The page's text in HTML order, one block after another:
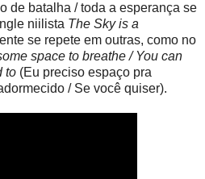
de batalha / toda a esperança se
niilista The Sky is a
se repete em outras, como no
space to breathe / You can
to (Eu preciso espaço pra
/ Se você quiser).